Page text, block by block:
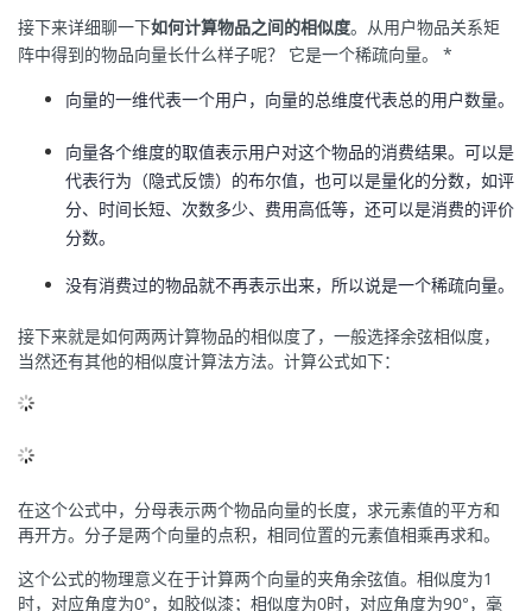
接下来详细聊一下如何计算物品之间的相似度。从用户物品关系矩
阵中得到的物品向量长什么样子呢？ 它是一个稀疏向量。 *
向量的一维代表一个用户，向量的总维度代表总的用户数量。
向量各个维度的取值表示用户对这个物品的消费结果。可以是
代表行为（隐式反馈）的布尔值，也可以是量化的分数，如评
分、时间长短、次数多少、费用高低等，还可以是消费的评价
分数。
没有消费过的物品就不再表示出来，所以说是一个稀疏向量。
接下来就是如何两两计算物品的相似度了，一般选择余弦相似度，
当然还有其他的相似度计算法方法。计算公式如下：
在这个公式中，分母表示两个物品向量的长度，求元素值的平方和
再开方。分子是两个向量的点积，相同位置的元素值相乘再求和。
这个公式的物理意义在于计算两个向量的夹角余弦值。相似度为1
时，对应角度为0°，如胶似漆；相似度为0时，对应角度为90°，毫